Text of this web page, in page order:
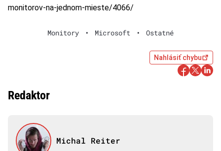
monitorov-na-jednom-mieste/4066/
Monitory • Microsoft • Ostatné
Nahlásiť chybu
Redaktor
Michal Reiter